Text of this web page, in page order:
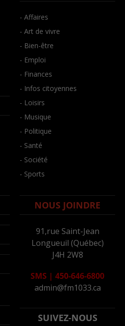
- Affaires
- Art de vivre
- Bien-être
- Emploi
- Finances
- Infos citoyennes
- Loisirs
- Musique
- Politique
- Santé
- Société
- Sports
NOUS JOINDRE
91,rue Saint-Jean
Longueuil (Québec)
J4H 2W8
SMS | 450-646-6800
admin@fm1033.ca
SUIVEZ-NOUS